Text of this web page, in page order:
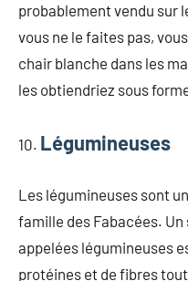
probablement vendu sur
vous ne le faites pas,
chair blanche dans les
les obtiendriez sous
Légumineuses
Les légumineuses sont
famille des Fabacées.
appelées légumineuses
protéines et de fibres